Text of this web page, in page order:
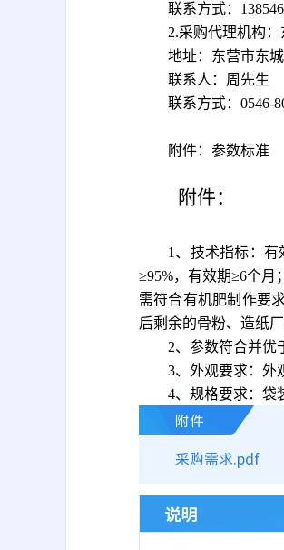
联系方式：
2.采购代理机构
地址： 东营市东
联系人：周先生
联系方式： 0546-
附件：参数标准
附件：
1、技术指标： 有
≥95%，有效期≥6个月
需符合有机肥制作要
后剩余的骨粉、造纸
2、 参数符合并优
3、 外观要求：外
4、 规格要求：袋
附件
采购需求.pdf
说明